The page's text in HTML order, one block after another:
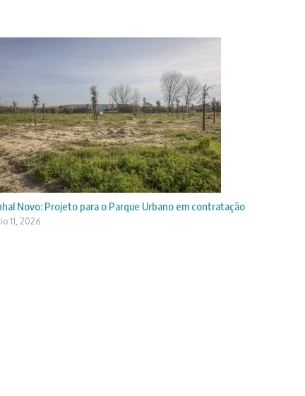
Novo: Projeto para o Parque Urbano em contratação
11, 2026